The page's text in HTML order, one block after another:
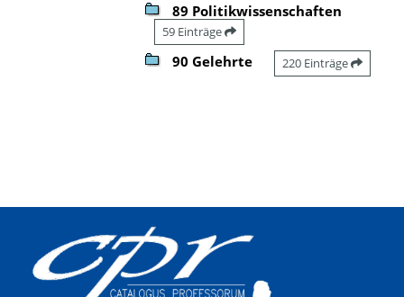
89 Politikwissenschaften
59 Einträge
90 Gelehrte 220 Einträge